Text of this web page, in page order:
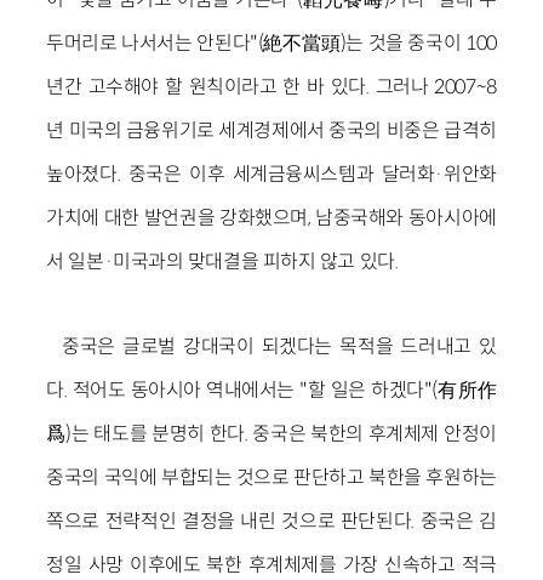
두머리로 나서서는 안된다"(絶不當頭)는 것을 중국이 100
년간 고수해야 할 원칙이라고 한 바 있다. 그러나 2007~8
년 미국의 금융위기로 세계경제에서 중국의 비중은 급격히
높아졌다. 중국은 이후 세계금융씨스템과 달러화·위안화
가치에 대한 발언권을 강화했으며, 남중국해와 동아시아에
서 일본·미국과의 맞대결을 피하지 않고 있다.
중국은 글로벌 강대국이 되겠다는 목적을 드러내고 있
다. 적어도 동아시아 역내에서는 "할 일은 하겠다"(有所作
爲)는 태도를 분명히 한다. 중국은 북한의 후계체제 안정이
중국의 국익에 부합되는 것으로 판단하고 북한을 후원하는
쪽으로 전략적인 결정을 내린 것으로 판단된다. 중국은 김
정일 사망 이후에도 북한 후계체제를 가장 신속하고 적극